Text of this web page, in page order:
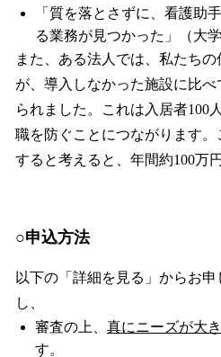
「質を落とさずに、看護助
る業務が見つかった」（大
また、ある法人では、私たち
が、導入しなかった施設に比
られました。これは入居者100
職を防ぐことにつながります
すると考えると、年間約100万
○申込方法
以下の「詳細を見る」からお
し、
審査の上、 真にニーズが大
す。